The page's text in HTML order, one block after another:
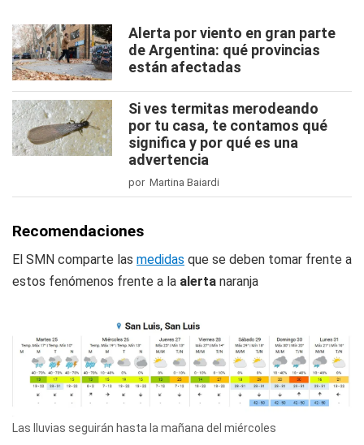
Alerta por viento en gran parte
de Argentina: qué provincias
están afectadas
Si ves termitas merodeando
por tu casa, te contamos qué
significa y por qué es una
advertencia
por Martina Baiardi
Recomendaciones
El SMN comparte las medidas que se deben tomar frente a
estos fenómenos frente a la alerta naranja
Las lluvias seguirán hasta la mañana del miércoles